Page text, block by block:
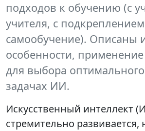
подходов к обучению (с
учителя, с
самообучение). Описаны
особенности,
для выбора
задачах ИИ.
Искусственный интеллект
стремительно развивается,